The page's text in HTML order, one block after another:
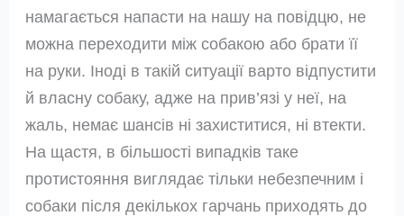
намагається напасти на нашу на повідцю, не
можна переходити між собакою або брати її
на руки. Іноді в такій ситуації варто відпустити
й власну собаку, адже на прив’язі у неї, на
жаль, немає шансів ні захиститися, ні втекти.
На щастя, в більшості випадків таке
протистояння виглядає тільки небезпечним і
собаки після декількох гарчань приходять до